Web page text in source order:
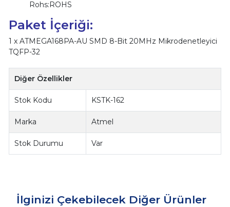
Rohs:ROHS
Paket İçeriği:
1 x ATMEGA168PA-AU SMD 8-Bit 20MHz Mikrodenetleyici
TQFP-32
Diğer Özellikler
Stok Kodu KSTK-162
Marka Atmel
Stok Durumu Var
İlginizi Çekebilecek Diğer Ürünler